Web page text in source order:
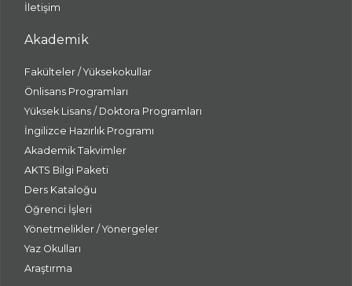
İletişim
Akademik
Fakülteler / Yüksekokullar
Önlisans Programları
Yüksek Lisans / Doktora Programları
İngilizce Hazırlık Programı
Akademik Takvimler
AKTS Bilgi Paketi
Ders Kataloğu
Öğrenci İşleri
Yönetmelikler / Yönergeler
Yaz Okulları
Araştırma